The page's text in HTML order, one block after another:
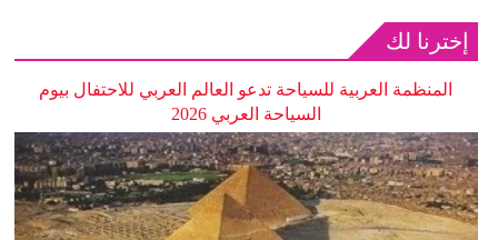
إخترنا لك
المنظمة العربية للسياحة تدعو العالم العربي للاحتفال بيوم
السياحة العربي 2026